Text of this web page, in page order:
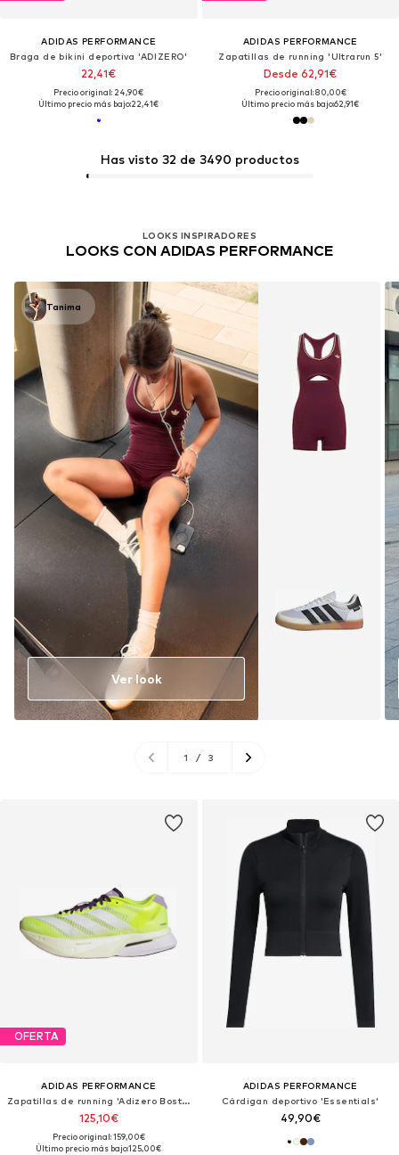
ADIDAS PERFORMANCE
Braga de bikini deportiva 'ADIZERO'
22,41€
Precio original: 24,90€
Último precio más bajo:22,41€
ADIDAS PERFORMANCE
Zapatillas de running 'Ultrarun 5'
Desde 62,91€
Precio original: 80,00€
Último precio más bajo:62,91€
OFERTA
ADIDAS PERFORMANCE
Zapatillas de running 'Adizero Boston 13'
125,10€
Precio original: 159,00€
Último precio más bajo:125,00€
ADIDAS PERFORMANCE
Cárdigan deportivo 'Essentials'
49,90€
Has visto 32 de 3490 productos
LOOKS INSPIRADORES
LOOKS CON ADIDAS PERFORMANCE
Tanima
Ver look
1 / 3